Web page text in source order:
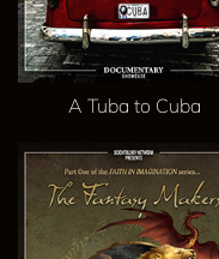
A Tuba to Cuba